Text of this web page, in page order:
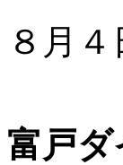
８月４
富戸